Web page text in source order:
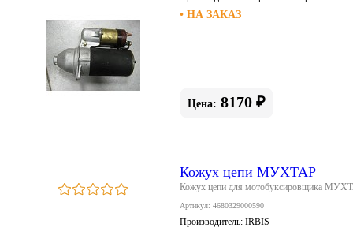
• НА ЗАКАЗ
Цена: 8170 ₽
Кожух цепи МУХТАР
Кожух цепи для мотобуксировщика
Артикул: 4680329000590
Производитель: IRBIS